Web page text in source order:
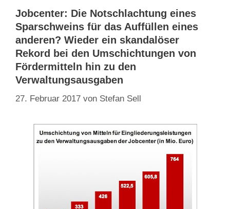
Jobcenter: Die Notschlachtung eines
Sparschweins für das Auffüllen eines
anderen? Wieder ein skandalöser
Rekord bei den Umschichtungen von
Fördermitteln hin zu den
Verwaltungsausgaben
27. Februar 2017 von Stefan Sell